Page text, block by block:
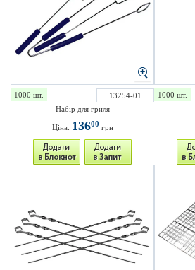
1000 шт.
13254-01
Набір для гриля
Ціна: 13600 грн
1000 шт.